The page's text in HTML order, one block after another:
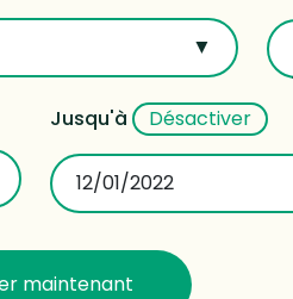
Jusqu'à Désactiver
Explorer maintenant